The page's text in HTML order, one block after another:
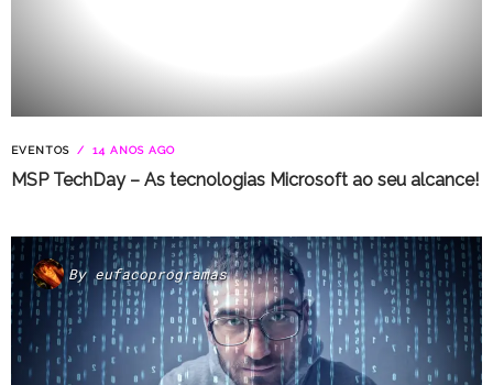
EVENTOS 14 ANOS AGO
MSP TechDay – As tecnologias Microsoft ao seu alcance!
By eufacoprogramas